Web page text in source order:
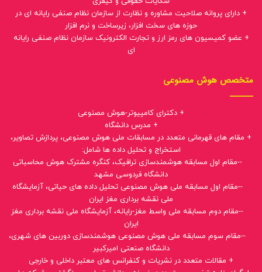
+ دارای پروانه صلاحیت مشاوره و نظارت از سازمان نظام صنفی رایانه ای در
حوزه های سخت افزار، زیرساخت و نرم افزار
+ عضو کمیسیون های رمز ارز و تجارت الکترونیک سازمان نظام صنفی رایانه
ای
متخصص هوش مصنوعی
+ دکترای کامپیوتر-هوش مصنوعی
+ مدرس دانشگاه
+ مقام های قهرمانی متعدد در مسابقات ملی هوش مصنوعی، پردازش تصاویر،
استخراج و تحلیل داده ها شامل:
--مقام اول مسابقه هوشمندسازی ترافیک، کنگره مشترک هوش محاسباتی
دانشگاه فردوسی مشهد
--مقام اول مسابقه ملی هوش مصنوعی تحلیل داده های حیاتی، آزمایشگاه
ملی نقشه برداری مغز ایران
--مقام دوم مسابقه ملی واسط مغز-رایانه، آزمایشگاه ملی نقشه برداری مغز
ایران
--مقام سوم مسابقه ملی هوش مصنوعی هوشمندسازی دوربین های شهری،
دانشگاه صنعتی امیرکبیر
+ مقالات متعدد در نشریات و کنفرانس های معتبر داخلی و خارجی